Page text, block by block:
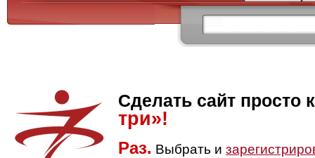
Сделать сайт просто
три»!
Раз. Выбрать и